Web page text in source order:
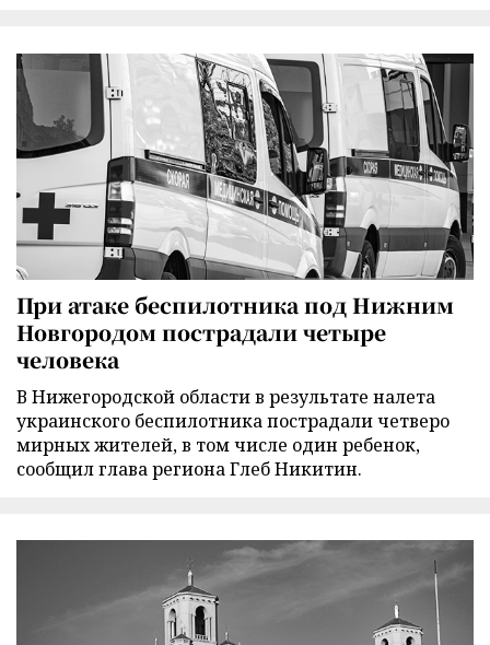
При атаке беспилотника под Нижним
Новгородом пострадали четыре
человека
В Нижегородской области в результате налета
украинского беспилотника пострадали четверо
мирных жителей, в том числе один ребенок,
сообщил глава региона Глеб Никитин.